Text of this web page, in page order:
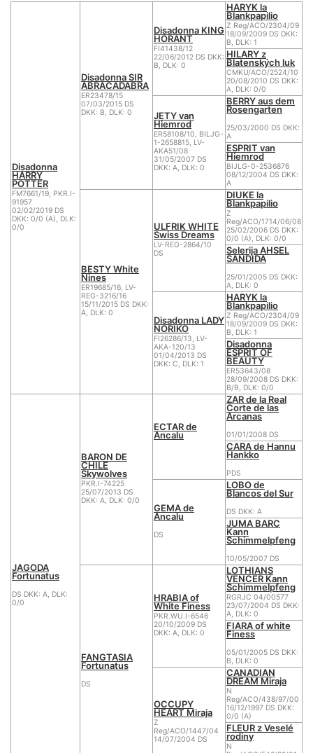
Disadonna
HARRY
POTTER
FM7661/19, PKR.I-
91957
02/02/2019 DS
DKK: 0/0 (A), DLK:
0/0
Disadonna SIR
ABRACADABRA
ER23478/15
07/03/2015 DS
DKK: B, DLK: 0
Disadonna KING
HORANT
FI41438/12
22/06/2012 DS DKK:
B, DLK: 0
HARYK la
Blankpapilio
Z Reg/ACO/2304/09
18/09/2009 DS DKK:
B, DLK: 1
HILARY z
Blatenských luk
CMKU/ACO/2524/10
20/08/2010 DS DKK:
A, DLK: 0/0
JETY van
Hiemrod
ER58108/10, BILJG-
1-2658815, LV-
AKA51/08
31/05/2007 DS
DKK: A, DLK: 0
BERRY aus dem
Rosengarten
25/03/2000 DS DKK:
A
ESPRIT van
Hiemrod
BIJLG-0-2536876
08/12/2004 DS DKK:
A
BESTY White
Nines
ER19685/16, LV-
REG-3216/16
15/11/2015 DS DKK:
A, DLK: 0
ULFRIK WHITE
Swiss Dreams
LV-REG-2864/10
DS
DIUKE la
Blankpapilio
Z
Reg/ACO/1714/06/08
25/02/2006 DS DKK:
0/0 (A), DLK: 0/0
Selerija AHSEL
SANDIDA
25/01/2005 DS DKK:
A, DLK: 0
Disadonna LADY
NORIKO
FI26286/13, LV-
AKA-120/13
01/04/2013 DS
DKK: C, DLK: 1
HARYK la
Blankpapilio
Z Reg/ACO/2304/09
18/09/2009 DS DKK:
B, DLK: 1
Disadonna
ESPRIT OF
BEAUTY
ER53643/08
28/09/2008 DS DKK:
B/B, DLK: 0/0
JAGODA
Fortunatus
DS DKK: A, DLK:
0/0
BARON DE
CHILE
Skywolves
PKR.I-74225
25/07/2013 DS
DKK: A, DLK: 0/0
ECTAR de
Ancalu
ZAR de la Real
Corte de las
Arcanas
01/01/2008 DS
CARA de Hannu
Hankko
PDS
GEMA de
Ancalu
DS
LOBO de
Blancos del Sur
DS DKK: A
JUMA BARC
Kann
Schimmelpfeng
10/05/2007 DS
FANGTASIA
Fortunatus
DS
HRABIA of
White Finess
PKR.WU.I-6546
20/10/2009 DS
DKK: A, DLK: 0
LOTHIANS
VENCER Kann
Schimmelpfeng
RGRJC 04/00577
23/07/2004 DS DKK:
A, DLK: 0
FIARA of white
Finess
05/01/2005 DS DKK:
B, DLK: 0
OCCUPY
HEART Miraja
Z
Reg/ACO/1447/04
14/07/2004 DS
CANADIAN
DREAM Miraja
N
Reg/ACO/438/97/00
16/12/1997 DS DKK:
0/0 (A)
FLEUR z Veselé
rodiny
N